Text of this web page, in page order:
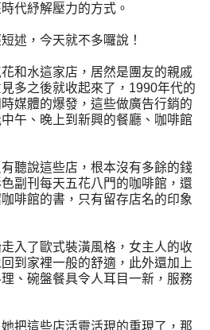
代紓解壓力的方式。
述，今天就不多囉說！
和水這家店，居然是團友的親戚
多之後就收起來了，1990年代的
媒體的爆發，這些做廣告行銷的
午、晚上到新興的餐廳、咖啡館
聽說這些店，根本沒有多餘的錢
副刊每天五花八門的咖啡館，還
啡館的書，只有留存店名的印象
入了歐式裝潢風格，女主人的收
到家裡一般的舒適，此外還加上
、碗盤餐具令人耳目一新，服務
把這些店活靈活現的重現了，那